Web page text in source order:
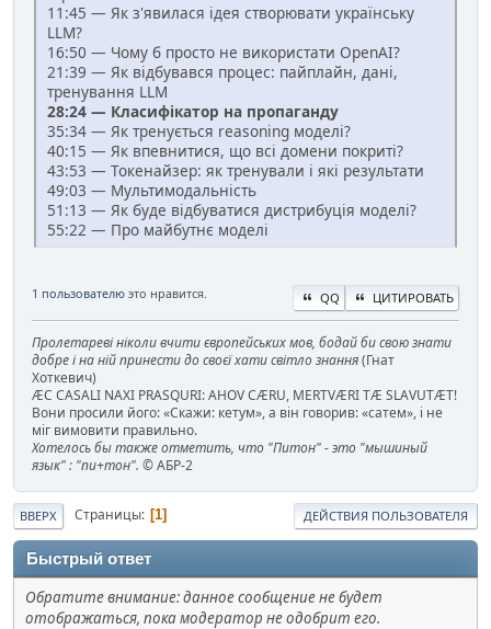
11:45 — Як з'явилася ідея створювати українську
LLM?
16:50 — Чому б просто не використати OpenAI?
21:39 — Як відбувався процес: пайплайн, дані,
тренування LLM
28:24 — Класифікатор на пропаганду
35:34 — Як тренується reasoning моделі?
40:15 — Як впевнитися, що всі домени покриті?
43:53 — Токенайзер: як тренували і які результати
49:03 — Мультимодальність
51:13 — Як буде відбуватися дистрибуція моделі?
55:22 — Про майбутнє моделі
1 пользователю это нравится. QQ ЦИТИРОВАТЬ
Пролетареві ніколи вчити європейських мов, бодай би свою знати
добре і на ній принести до своєї хати світло знання(Гнат
Хоткевич)
ÆC CASALI NAXI PRASQURI: AHOV CÆRU, MERTVÆRI TÆ SLAVUTÆT!
Вони просили його: «Скажи: кетум», а він говорив: «сатем», і не
міг вимовити правильно.
Хотелось бы также отметить, что "Питон" - это "мышиный
язык" : "пи+тон". © АБР-2
ВВЕРХ Страницы 1 ДЕЙСТВИЯ ПОЛЬЗОВАТЕЛЯ
Быстрый ответ
Обратите внимание: данное сообщение не будет
отображаться, пока модератор не одобрит его.